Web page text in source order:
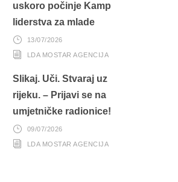
uskoro počinje Kamp
liderstva za mlade
13/07/2026
LDA MOSTAR AGENCIJA
Slikaj. Uči. Stvaraj uz
rijeku. – Prijavi se na
umjetničke radionice!
09/07/2026
LDA MOSTAR AGENCIJA